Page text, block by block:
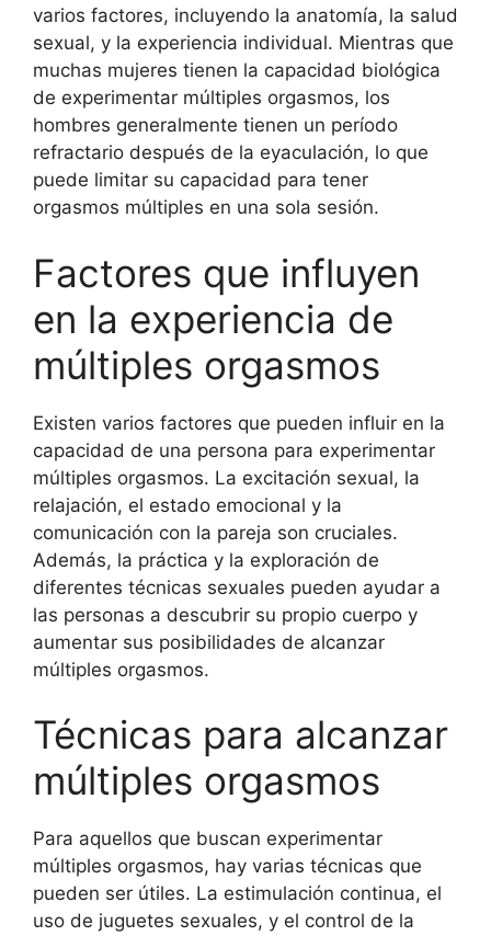
varios factores, incluyendo la anatomía, la salud
sexual, y la experiencia individual. Mientras que
muchas mujeres tienen la capacidad biológica
de experimentar múltiples orgasmos, los
hombres generalmente tienen un período
refractario después de la eyaculación, lo que
puede limitar su capacidad para tener
orgasmos múltiples en una sola sesión.
Factores que influyen
en la experiencia de
múltiples orgasmos
Existen varios factores que pueden influir en la
capacidad de una persona para experimentar
múltiples orgasmos. La excitación sexual, la
relajación, el estado emocional y la
comunicación con la pareja son cruciales.
Además, la práctica y la exploración de
diferentes técnicas sexuales pueden ayudar a
las personas a descubrir su propio cuerpo y
aumentar sus posibilidades de alcanzar
múltiples orgasmos.
Técnicas para alcanzar
múltiples orgasmos
Para aquellos que buscan experimentar
múltiples orgasmos, hay varias técnicas que
pueden ser útiles. La estimulación continua, el
uso de juguetes sexuales, y el control de la